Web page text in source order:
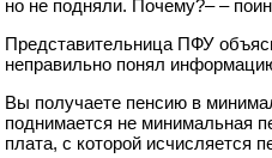
но не подняли. Почему?– –
Представительница ПФУ
неправильно понял
Вы получаете пенсию в
поднимается не минимальная
плата, с которой исчисляется